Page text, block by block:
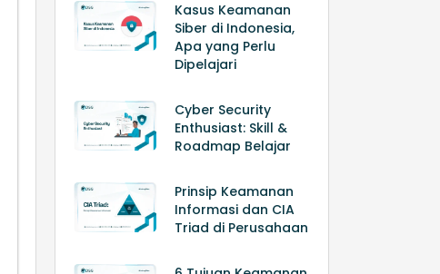
Kasus Keamanan
Siber di Indonesia,
Apa yang Perlu
Dipelajari
Cyber Security
Enthusiast: Skill &
Roadmap Belajar
Prinsip Keamanan
Informasi dan CIA
Triad di Perusahaan